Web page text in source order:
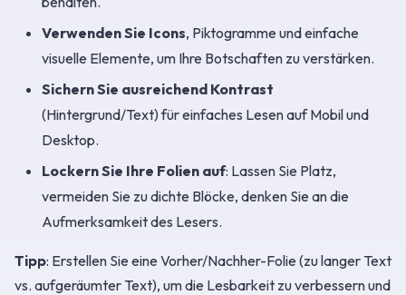
Verwenden Sie Icons, Piktogramme und einfache
visuelle Elemente, um Ihre Botschaften zu verstärken.
Sichern Sie ausreichend Kontrast
(Hintergrund/Text) für einfaches Lesen auf Mobil und
Desktop.
Lockern Sie Ihre Folien auf: Lassen Sie Platz,
vermeiden Sie zu dichte Blöcke, denken Sie an die
Aufmerksamkeit des Lesers.
Tipp: Erstellen Sie eine Vorher/Nachher-Folie (zu langer Text
vs. aufgeräumter Text), um die Lesbarkeit zu verbessern und